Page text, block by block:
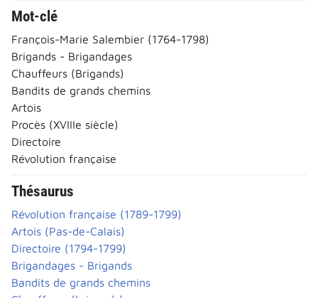
Mot-clé
François-Marie Salembier (1764-1798)
Brigands - Brigandages
Chauffeurs (Brigands)
Bandits de grands chemins
Artois
Procès (XVIIIe siècle)
Directoire
Révolution française
Thésaurus
Révolution française (1789-1799)
Artois (Pas-de-Calais)
Directoire (1794-1799)
Brigandages - Brigands
Bandits de grands chemins